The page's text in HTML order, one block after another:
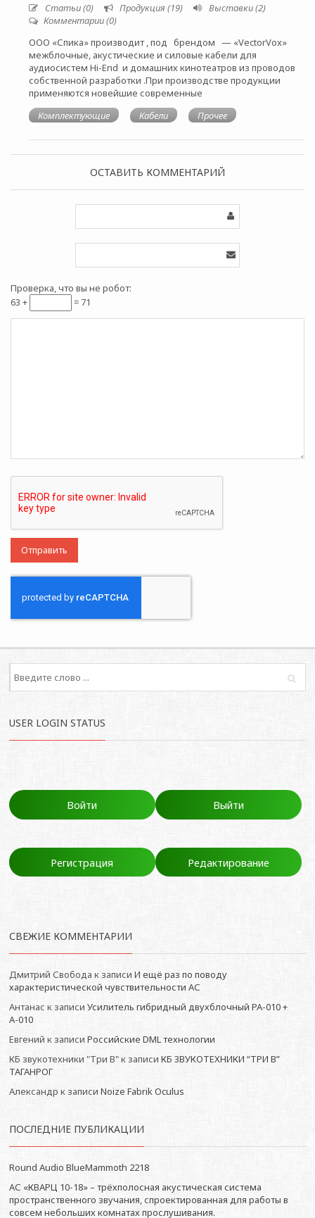
Статьи (0) Продукция (19)
Выставки (2)
Комментарии (0)
ООО «Спика» производит , под брендом — «VectorVox»
межблочные, акустические и силовые кабели для
аудиосистем Hi-End и домашних кинотеатров из проводов
собственной разработки .При производстве продукции
применяются новейшие современные
Комплектующие
Кабели Прочее
ОСТАВИТЬ КОММЕНТАРИЙ
Проверка, что вы не робот:
63 +
= 71
USER LOGIN STATUS
Войти Выйти
Регистрация Редактирование
СВЕЖИЕ КОММЕНТАРИИ
Дмитрий Свобода к записи И ещё раз по поводу
характеристической чувствительности АС
Антанас к записи Усилитель гибридный двухблочный РА-010 +
А-010
Евгений к записи Российские DML технологии
КБ звукотехники "Три В"к записи КБ ЗВУКОТЕХНИКИ “ТРИ В”
ТАГАНРОГ
Александр к записи Noize Fabrik Oculus
ПОСЛЕДНИЕ ПУБЛИКАЦИИ
Round Audio BlueMammoth 2218
АС «КВАРЦ 10-18» – трёхполосная акустическая система
пространственного звучания, спроектированная для работы в
совсем небольших комнатах прослушивания.